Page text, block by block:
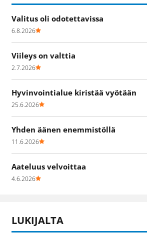
Valitus oli odotettavissa
6.8.2026
Viileys on valttia
2.7.2026
Hyvinvointialue kiristää vyötään
25.6.2026
Yhden äänen enemmistöllä
11.6.2026
Aateluus velvoittaa
4.6.2026
LUKIJALTA